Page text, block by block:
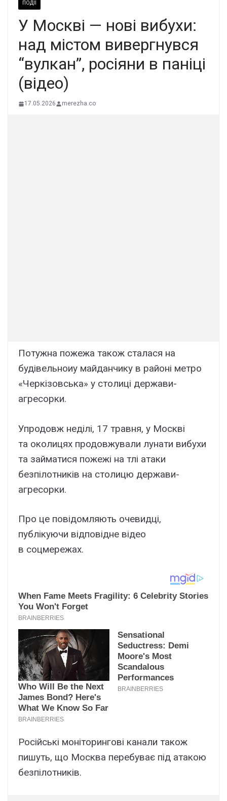
ПОДІЇ
У Москві — нові вибухи:
над містом вивергнувся
“вулкан”, росіяни в паніці
(відео)
17.05.2026 merezha.co
Потужна пожежа також сталася на
будівельноиу майданчику в районі метро
«Черкізовська» у столиці держави-
агресорки.
Упродовж неділі, 17 травня, у Москві
та околицях продовжували лунати вибухи
та займатися пожежі на тлі атаки
безпілотників на столицю держави-
агресорки.
Про це повідомляють очевидці,
публікуючи відповідне відео
в соцмережах.
Російські моніторингові канали також
пишуть, що Москва перебуває під атакою
безпілотників.